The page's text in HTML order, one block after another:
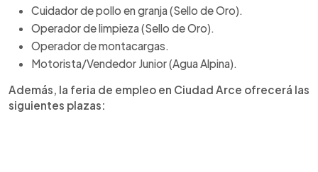
Cuidador de pollo en granja (Sello de Oro).
Operador de limpieza (Sello de Oro).
Operador de montacargas.
Motorista/Vendedor Junior (Agua Alpina).
Además, la feria de empleo en Ciudad Arce ofrecerá las
siguientes plazas: